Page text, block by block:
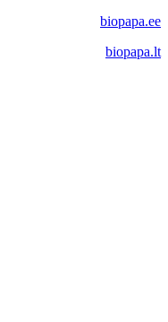
biopapa.ee
biopapa.lt